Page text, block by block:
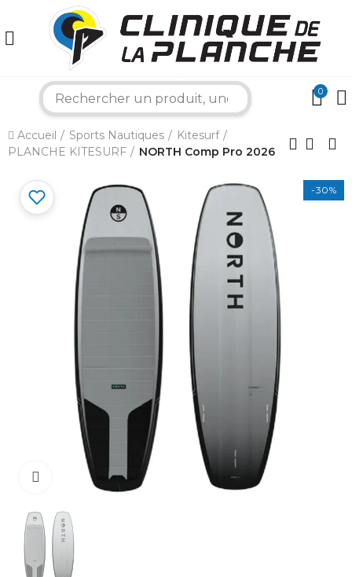
0
Accueil Sports Nautiques
Kitesurf
PLANCHE KITESURF
NORTH Comp Pro 2026
-30%
Cliquez pour agrandir
×
Bonjour ! Je suis votre expert nautique.